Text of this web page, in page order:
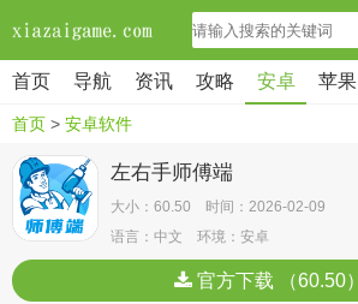
首页 导航 资讯 攻略 安卓 苹果
首页 > 安卓软件
左右手师傅端
大小：60.50 时间：2026-02-09
语言：中文 环境：安卓
官方下载 （60.50）